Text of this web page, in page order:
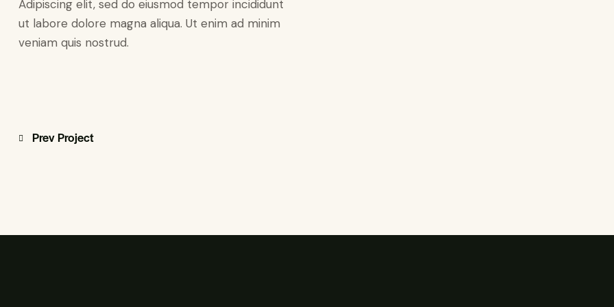
Adipiscing elit, sed do eiusmod tempor incididunt
ut labore dolore magna aliqua. Ut enim ad minim
veniam quis nostrud.
Prev Project